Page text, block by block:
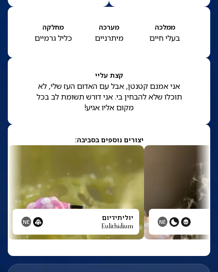
ממלכה
בעלי חיים
מערכה
מיתרניים
מחלקה
כליל גרמיים
קצת עליי
אני אמנם קטנטן, אבל עם האדום העז שלי, לא
תוכלו שלא להבחין בי. אני דורש תשומת לב בכל
מקום אליו אגיע!
יצורים נוספים בסביבה:
NE יוליתידיום
Eulithidium
NE